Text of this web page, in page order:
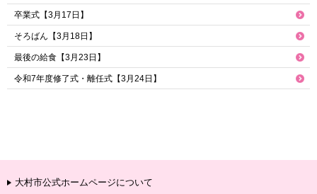
卒業式【3月17日】
そろばん【3月18日】
最後の給食【3月23日】
令和7年度修了式・離任式【3月24日】
大村市公式ホームページについて